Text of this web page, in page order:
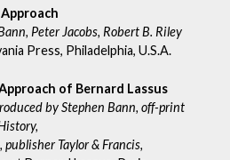
Peter Jacobs, Robert B. Riley
Press, Philadelphia, U.S.A.
of Bernard Lassus
by Stephen Bann, off-print
publisher Taylor & Francis,